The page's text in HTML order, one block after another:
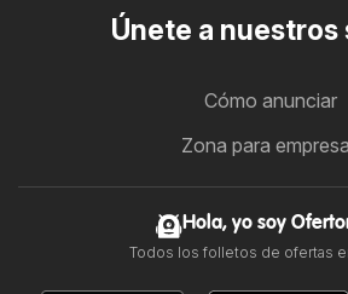
Únete a nuestros
Cómo anunciar
Zona para
Hola, yo soy
Todos los folletos de ofertas